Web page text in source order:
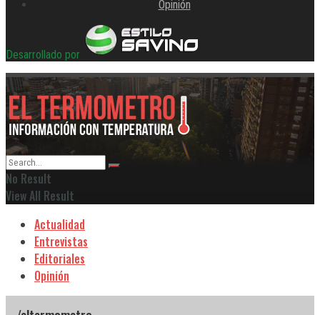
Opinión
Desarrollado por
No Result
View All Result
Actualidad
Entrevistas
Editoriales
Opinión